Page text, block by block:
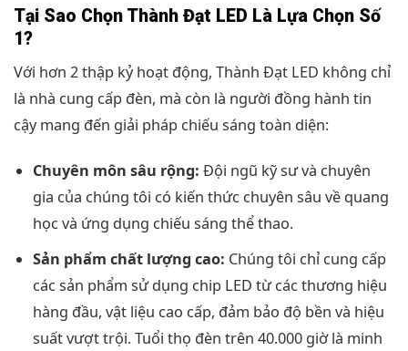
Tại Sao Chọn Thành Đạt LED Là Lựa Chọn Số
1?
Với hơn 2 thập kỷ hoạt động, Thành Đạt LED không chỉ
là nhà cung cấp đèn, mà còn là người đồng hành tin
cậy mang đến giải pháp chiếu sáng toàn diện:
Chuyên môn sâu rộng: Đội ngũ kỹ sư và chuyên
gia của chúng tôi có kiến thức chuyên sâu về quang
học và ứng dụng chiếu sáng thể thao.
Sản phẩm chất lượng cao: Chúng tôi chỉ cung cấp
các sản phẩm sử dụng chip LED từ các thương hiệu
hàng đầu, vật liệu cao cấp, đảm bảo độ bền và hiệu
suất vượt trội. Tuổi thọ đèn trên 40.000 giờ là minh